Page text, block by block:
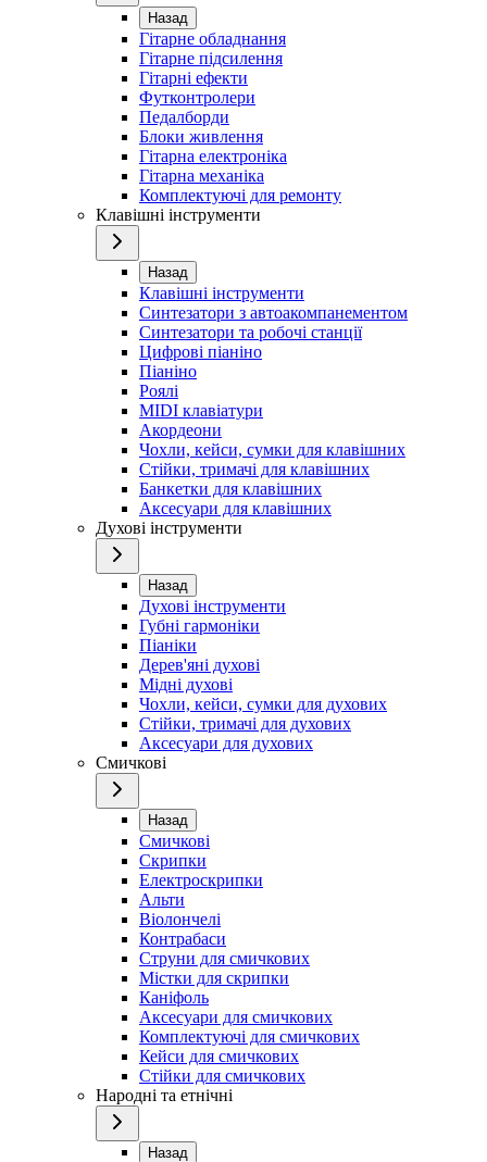
Назад
Гітарне обладнання
Гітарне підсилення
Гітарні ефекти
Футконтролери
Педалборди
Блоки живлення
Гітарна електроніка
Гітарна механіка
Комплектуючі для ремонту
Клавішні інструменти
Назад
Клавішні інструменти
Синтезатори з автоакомпанементом
Синтезатори та робочі станції
Цифрові піаніно
Піаніно
Роялі
MIDI клавіатури
Акордеони
Чохли, кейси, сумки для клавішних
Стійки, тримачі для клавішних
Банкетки для клавішних
Аксесуари для клавішних
Духові інструменти
Назад
Духові інструменти
Губні гармоніки
Піаніки
Дерев'яні духові
Мідні духові
Чохли, кейси, сумки для духових
Стійки, тримачі для духових
Аксесуари для духових
Смичкові
Назад
Смичкові
Скрипки
Електроскрипки
Альти
Віолончелі
Контрабаси
Струни для смичкових
Містки для скрипки
Каніфоль
Аксесуари для смичкових
Комплектуючі для смичкових
Кейси для смичкових
Стійки для смичкових
Народні та етнічні
Назад